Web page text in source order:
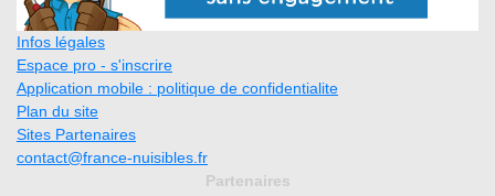
Infos légales
Espace pro - s'inscrire
Application mobile : politique de confidentialite
Plan du site
Sites Partenaires
contact@france-nuisibles.fr
Partenaires